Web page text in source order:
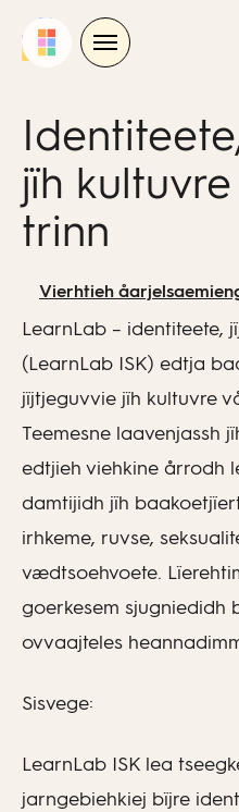
jïh
trinn
Vierhtieh
LearnLab – identiteete,
(LearnLab ISK) edtja
jïjtjeguvvie jïh kultuvre
Teemesne laavenjassh
edtjieh viehkine årrodh
damtijidh jïh
irhkeme, ruvse,
vædtsoehvoete.
goerkesem sjugniedidh
ovvaajteles
Sisvege:
LearnLab ISK lea
jarngebiehkiej bïjre